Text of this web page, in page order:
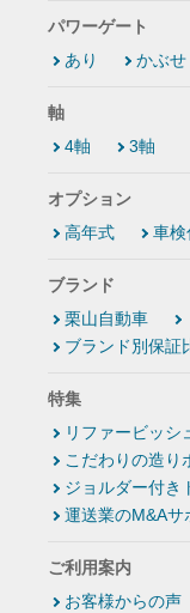
パワーゲート
あり
かぶせ
軸
4軸
3軸
オプション
高年式
車検
ブランド
栗山自動車
ブランド別保証
特集
リファービッシ
こだわりの造り
ジョルダー付き
運送業のM&Aサ
ご利用案内
お客様からの声